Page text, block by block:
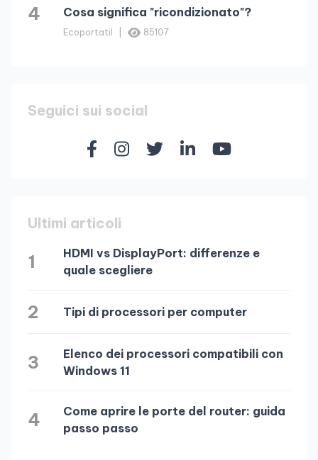
4 Cosa significa "ricondizionato"?
Ecoportatil 85107
Seguici sui social
Ultimi articoli
1
HDMI vs DisplayPort: differenze e
quale scegliere
2 Tipi di processori per computer
3
Elenco dei processori compatibili con
Windows 11
4
Come aprire le porte del router: guida
passo passo